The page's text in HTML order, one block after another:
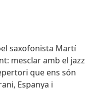
saxofonista Martí
mesclar amb el jazz
que ens són
Espanya i